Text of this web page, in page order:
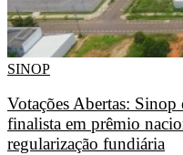
SINOP
Votações Abertas:
finalista em prêmio
regularização fundiária